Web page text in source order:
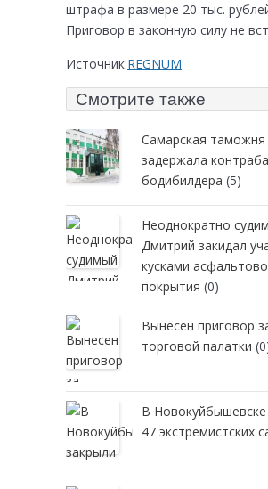
штрафа в размере 20 тыс.
Приговор в законную силу не
Источник:REGNUM
Смотрите также
Самарская таможня
задержала
бодибилдера (5)
Неоднократно
Дмитрий закидал
кусками
покрытия (0)
Вынесен приговор
торговой палатки
В Новокуйбышевске
47 экстремистских